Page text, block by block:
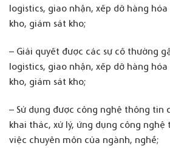
logistics, giao nhận, xếp dỡ hàng
kho, giám sát kho;
– Giải quyết được các sự cố thường
logistics, giao nhận, xếp dỡ hàng
kho, giám sát kho;
– Sử dụng được công nghệ thông tin
khai thác, xử lý, ứng dụng công
việc chuyên môn của ngành, nghề;